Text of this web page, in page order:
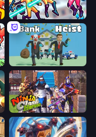
Hero 3: Flying Robot
Bank Heist
Ninja Clash Heroes